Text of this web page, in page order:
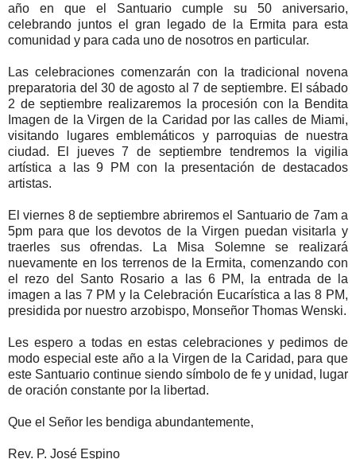
año en que el Santuario cumple su 50 aniversario,
celebrando juntos el gran legado de la Ermita para esta
comunidad y para cada uno de nosotros en particular.
Las celebraciones comenzarán con la tradicional novena
preparatoria del 30 de agosto al 7 de septiembre. El sábado
2 de septiembre realizaremos la procesión con la Bendita
Imagen de la Virgen de la Caridad por las calles de Miami,
visitando lugares emblemáticos y parroquias de nuestra
ciudad. El jueves 7 de septiembre tendremos la vigilia
artística a las 9 PM con la presentación de destacados
artistas.
El viernes 8 de septiembre abriremos el Santuario de 7am a
5pm para que los devotos de la Virgen puedan visitarla y
traerles sus ofrendas. La Misa Solemne se realizará
nuevamente en los terrenos de la Ermita, comenzando con
el rezo del Santo Rosario a las 6 PM, la entrada de la
imagen a las 7 PM y la Celebración Eucarística a las 8 PM,
presidida por nuestro arzobispo, Monseñor Thomas Wenski.
Les espero a todas en estas celebraciones y pedimos de
modo especial este año a la Virgen de la Caridad, para que
este Santuario continue siendo símbolo de fe y unidad, lugar
de oración constante por la libertad.
Que el Señor les bendiga abundantemente,
Rev. P. José Espino